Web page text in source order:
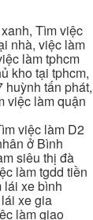
Tìm việc
nhà, việc làm
làm tphcm
kho tại tphcm,
huỳnh tấn phát,
việc làm quận
việc làm D2
ở Bình
siêu thị đà
làm tgdd tiền
lái xe bình
xe gia
làm giao